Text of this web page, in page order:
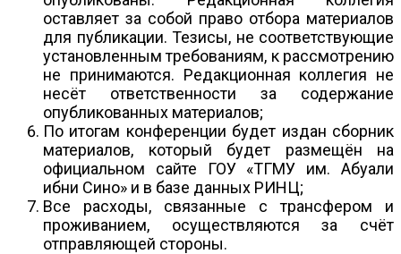
оставляет за собой право отбора материалов
для публикации. Тезисы, не соответствующие
установленным требованиям, к рассмотрению
не принимаются. Редакционная коллегия не
несёт ответственности за содержание
опубликованных материалов;
По итогам конференции будет издан сборник
материалов, который будет размещён на
официальном сайте ГОУ «ТГМУ им. Абуали
ибни Сино» и в базе данных РИНЦ;
Все расходы, связанные с трансфером и
проживанием, осуществляются за счёт
отправляющей стороны.